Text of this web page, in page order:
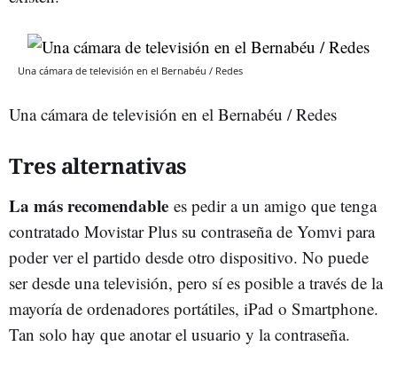
Una cámara de televisión en el Bernabéu / Redes
Una cámara de televisión en el Bernabéu / Redes
Tres alternativas
La más recomendable es pedir a un amigo que tenga
contratado Movistar Plus su contraseña de Yomvi para
poder ver el partido desde otro dispositivo. No puede
ser desde una televisión, pero sí es posible a través de la
mayoría de ordenadores portátiles, iPad o Smartphone.
Tan solo hay que anotar el usuario y la contraseña.